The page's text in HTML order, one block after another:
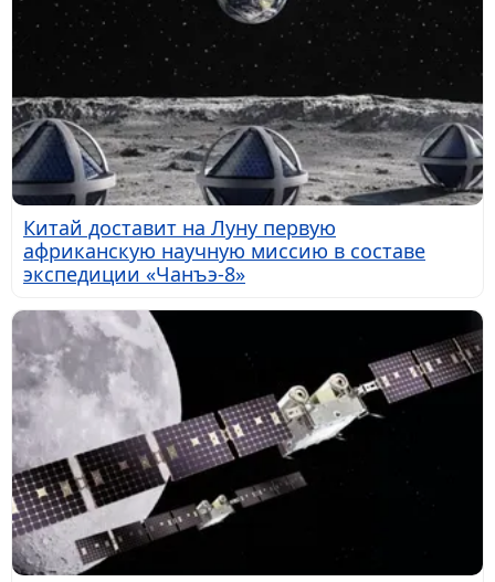
Китай доставит на Луну первую
африканскую научную миссию в составе
экспедиции «Чанъэ-8»